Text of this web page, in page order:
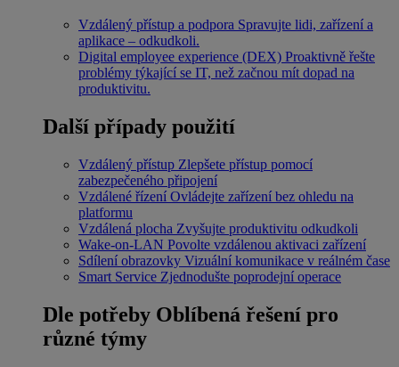
Vzdálený přístup a podpora Spravujte lidi, zařízení a
aplikace – odkudkoli.
Digital employee experience (DEX) Proaktivně řešte
problémy týkající se IT, než začnou mít dopad na
produktivitu.
Další případy použití
Vzdálený přístup Zlepšete přístup pomocí
zabezpečeného připojení
Vzdálené řízení Ovládejte zařízení bez ohledu na
platformu
Vzdálená plocha Zvyšujte produktivitu odkudkoli
Wake-on-LAN Povolte vzdálenou aktivaci zařízení
Sdílení obrazovky Vizuální komunikace v reálném čase
Smart Service Zjednodušte poprodejní operace
Dle potřeby Oblíbená řešení pro
různé týmy